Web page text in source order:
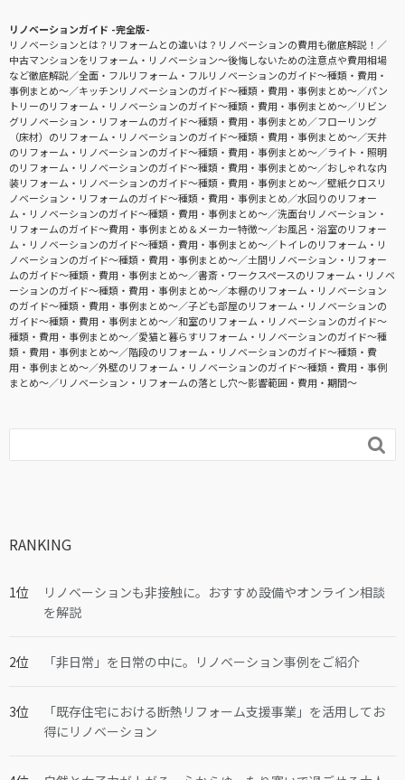
リノベーションガイド -完全版-
リノベーションとは？リフォームとの違いは？リノベーションの費用も徹底解説！
中古マンションをリフォーム・リノベーション〜後悔しないための注意点や費用相場
など徹底解説
全面・フルリフォーム・フルリノベーションのガイド〜種類・費用・
事例まとめ〜
キッチンリノベーションのガイド〜種類・費用・事例まとめ〜
パン
トリーのリフォーム・リノベーションのガイド〜種類・費用・事例まとめ〜
リビン
グリノベーション・リフォームのガイド〜種類・費用・事例まとめ
フローリング
（床材）のリフォーム・リノベーションのガイド〜種類・費用・事例まとめ〜
天井
のリフォーム・リノベーションのガイド〜種類・費用・事例まとめ〜
ライト・照明
のリフォーム・リノベーションのガイド〜種類・費用・事例まとめ〜
おしゃれな内
装リフォーム・リノベーションのガイド〜種類・費用・事例まとめ〜
壁紙クロスリ
ノベーション・リフォームのガイド〜種類・費用・事例まとめ
水回りのリフォー
ム・リノベーションのガイド〜種類・費用・事例まとめ〜
洗面台リノベーション・
リフォームのガイド〜費用・事例まとめ＆メーカー特徴〜
お風呂・浴室のリフォー
ム・リノベーションのガイド〜種類・費用・事例まとめ〜
トイレのリフォーム・リ
ノベーションのガイド〜種類・費用・事例まとめ〜
土間リノベーション・リフォー
ムのガイド〜種類・費用・事例まとめ〜
書斎・ワークスペースのリフォーム・リノベ
ーションのガイド〜種類・費用・事例まとめ〜
本棚のリフォーム・リノベーション
のガイド〜種類・費用・事例まとめ〜
子ども部屋のリフォーム・リノベーションの
ガイド〜種類・費用・事例まとめ〜
和室のリフォーム・リノベーションのガイド〜
種類・費用・事例まとめ〜
愛猫と暮らすリフォーム・リノベーションのガイド〜種
類・費用・事例まとめ〜
階段のリフォーム・リノベーションのガイド〜種類・費
用・事例まとめ〜
外壁のリフォーム・リノベーションのガイド〜種類・費用・事例
まとめ〜
リノベーション・リフォームの落とし穴～影響範囲・費用・期間～

RANKING
リノベーションも非接触に。おすすめ設備やオンライン相談
を解説
「非日常」を日常の中に。リノベーション事例をご紹介
「既存住宅における断熱リフォーム支援事業」を活用してお
得にリノベーション